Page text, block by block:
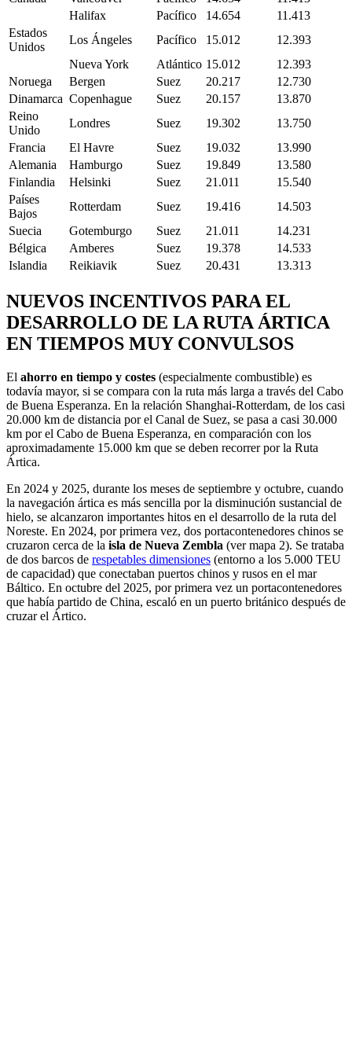
Halifax
Pacífico 14.654
11.413
Estados
Unidos
Los Ángeles Pacífico 15.012
12.393
Nueva York
Atlántico 15.012
12.393
Noruega
Bergen Suez 20.217
12.730
Dinamarca Copenhague Suez 20.157
13.870
Reino
Unido
Londres Suez 19.302
13.750
Francia
El Havre Suez 19.032
13.990
Alemania
Hamburgo Suez 19.849
13.580
Finlandia
Helsinki Suez 21.011
15.540
Países
Bajos
Rotterdam Suez 19.416
14.503
Suecia
Gotemburgo Suez 21.011
14.231
Bélgica
Amberes Suez 19.378
14.533
Islandia
Reikiavik Suez 20.431 13.313
NUEVOS INCENTIVOS PARA EL
DESARROLLO DE LA RUTA ÁRTICA
EN TIEMPOS MUY CONVULSOS
El ahorro en tiempo y costes (especialmente combustible) es
todavía mayor, si se compara con la ruta más larga a través del Cabo
de Buena Esperanza. En la relación Shanghai-Rotterdam, de los casi
20.000 km de distancia por el Canal de Suez, se pasa a casi 30.000
km por el Cabo de Buena Esperanza, en comparación con los
aproximadamente 15.000 km que se deben recorrer por la Ruta
Ártica.
En 2024 y 2025, durante los meses de septiembre y octubre, cuando
la navegación ártica es más sencilla por la disminución sustancial de
hielo, se alcanzaron importantes hitos en el desarrollo de la ruta del
Noreste. En 2024, por primera vez, dos portacontenedores chinos se
cruzaron cerca de la isla de Nueva Zembla (ver mapa 2). Se trataba
de dos barcos de respetables dimensiones (entorno a los 5.000 TEU
de capacidad) que conectaban puertos chinos y rusos en el mar
Báltico. En octubre del 2025, por primera vez un portacontenedores
que había partido de China, escaló en un puerto británico después de
cruzar el Ártico.